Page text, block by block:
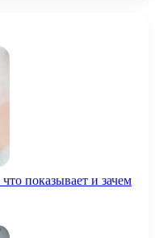
показывает и зачем